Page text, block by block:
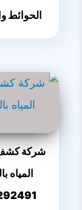
الحوائط
شركة
المياه